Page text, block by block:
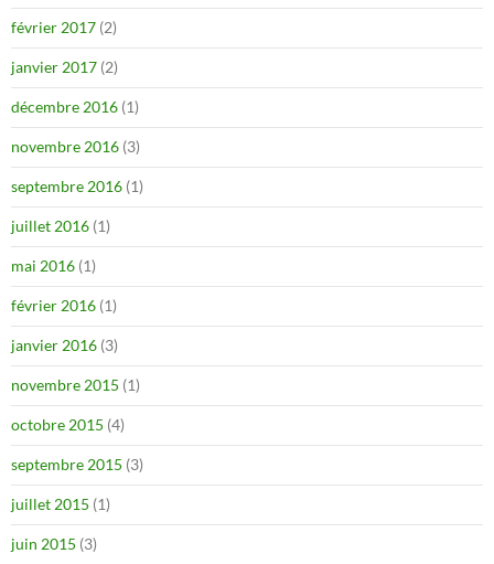
février 2017 (2)
janvier 2017 (2)
décembre 2016 (1)
novembre 2016 (3)
septembre 2016 (1)
juillet 2016 (1)
mai 2016 (1)
février 2016 (1)
janvier 2016 (3)
novembre 2015 (1)
octobre 2015 (4)
septembre 2015 (3)
juillet 2015 (1)
juin 2015 (3)